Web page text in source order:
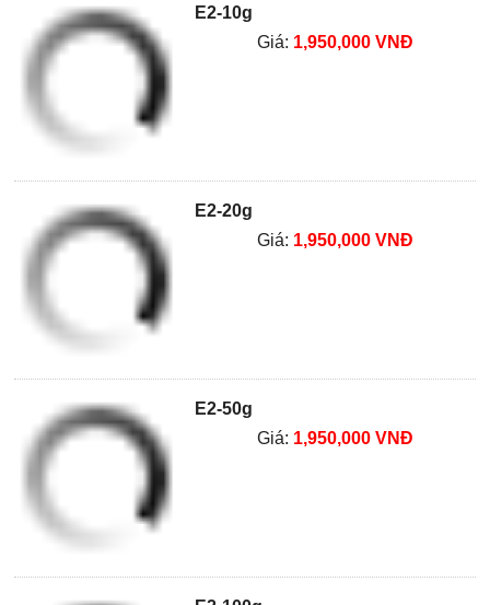
E2-10g
Giá: 1,950,000 VNĐ
E2-20g
Giá: 1,950,000 VNĐ
E2-50g
Giá: 1,950,000 VNĐ